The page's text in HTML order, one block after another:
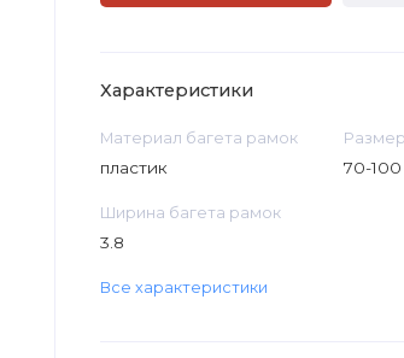
Характеристики
Материал багета рамок
пластик 70-100
Ширина багета рамок
3.8
Все характеристики